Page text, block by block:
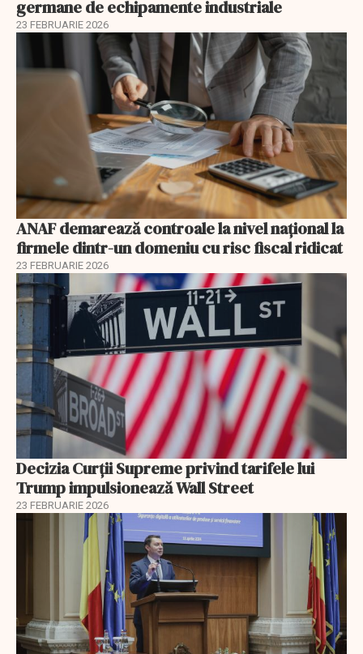
germane de echipamente industriale
23 FEBRUARIE 2026
ANAF demarează controale la nivel naţional la
firmele dintr-un domeniu cu risc fiscal ridicat
23 FEBRUARIE 2026
Decizia Curții Supreme privind tarifele lui
Trump impulsionează Wall Street
23 FEBRUARIE 2026